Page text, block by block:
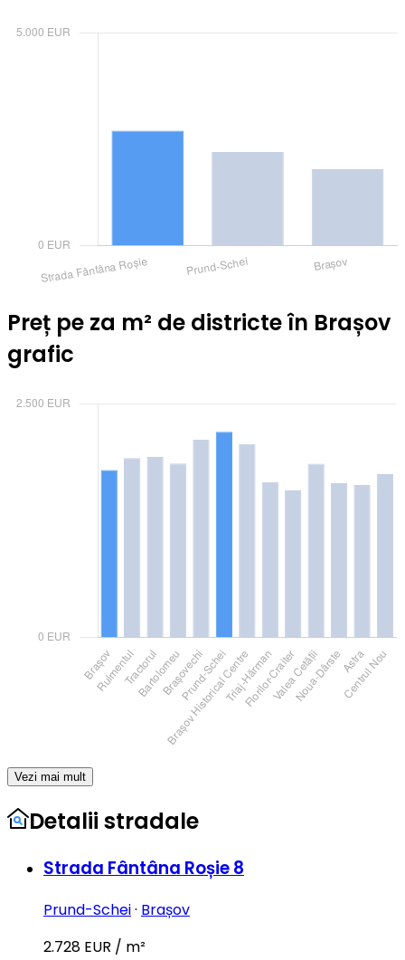
Preț pe za m² de districte în Brașov
grafic
Vezi mai mult
Detalii stradale
Strada Fântâna Roșie 8
Prund-Schei· Brașov
2.728 EUR / m²